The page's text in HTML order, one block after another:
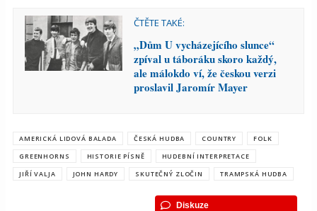
ČTĚTE TAKÉ:
„Dům U vycházejícího slunce“
zpíval u táboráku skoro každý,
ale málokdo ví, že českou verzi
proslavil Jaromír Mayer
AMERICKÁ LIDOVÁ BALADA ČESKÁ HUDBA COUNTRY
FOLK
GREENHORNS
HISTORIE PÍSNĚ
HUDEBNÍ INTERPRETACE
JIŘÍ VALJA
JOHN HARDY SKUTEČNÝ ZLOČIN TRAMPSKÁ HUDBA
Diskuze